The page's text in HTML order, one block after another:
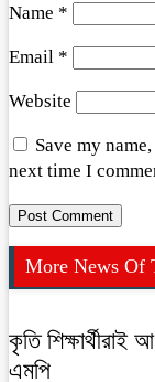
Name *
Email *
Website
Save my
next time I
More News Of
কৃতি শিক্ষার্থীরাই
এমপি